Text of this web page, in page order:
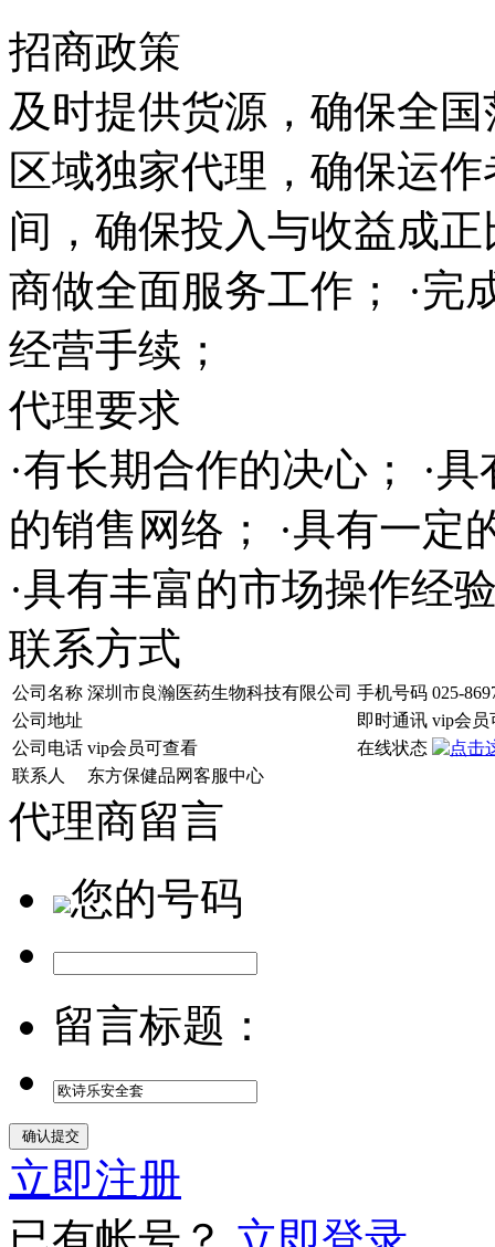
招商政策
及时提供货源，确保全
区域独家代理，确保运
间，确保投入与收益成
商做全面服务工作； ·完
经营手续；
代理要求
·有长期合作的决心； ·
的销售网络； ·具有一定
·具有丰富的市场操作经
联系方式
公司名称 深圳市良瀚医药生物科技有限公司 手机号码 025-
公司地址
即时通讯 vip会员
公司电话 vip会员可查看
在线状态
联系人
东方保健品网客服中心
代理商留言
您的号码
留言标题：
立即注册